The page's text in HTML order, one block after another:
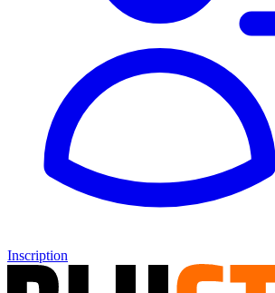
Inscription